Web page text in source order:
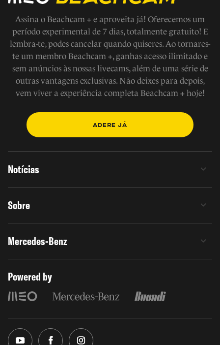
Assina o Beachcam + e aproveita já! Oferecemos um
período experimental de 7 dias, totalmente gratuito! E
lembra-te, podes cancelar quando quiseres. Ao tornares-
te um membro Beachcam +, ganhas acesso ilimitado e
sem anúncios às nossas livecams, além de uma série de
outras vantagens exclusivas. Não deixes para depois,
vem viver a experiência completa Beachcam + hoje!
ADERE JÁ
Notícias
Sobre
Mercedes-Benz
Powered by